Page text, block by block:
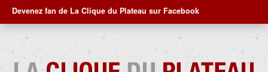
Devenez fan de La Clique du Plateau sur Facebook